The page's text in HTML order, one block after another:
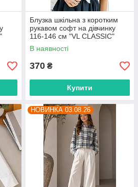
Блузка шкільна з коротким
рукавом софт на дівчинку
116-146 см "VL CLASSIC"
недорого від прямого
постачальника
В наявності
370 ₴
Купити
НОВИНКА 03.08.26